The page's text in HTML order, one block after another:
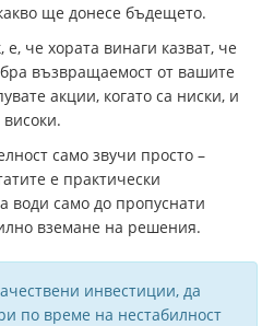
ще донесе бъдещето.
е, че хората винаги казват, че
възвращаемост от вашите
акции, когато са ниски, и
високи.
само звучи просто –
е практически
води само до пропуснати
вземане на решения.
инвестиции, да
по време на нестабилност